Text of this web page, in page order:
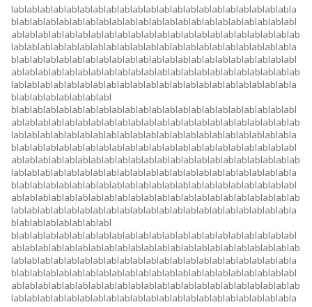
lablablablablablablablablablablablablablablablablablablablablabla
blablablablablablablablablablablablablablablablablablablablablabl
ablablablablablablablablablablablablablablablablablablablablablab
lablablablablablablablablablablablablablablablablablablablablabla
blablablablablablablablablablablablablablablablablablablablablabl
ablablablablablablablablablablablablablablablablablablablablablab
lablablablablablablablablablablablablablablablablablablablablabla
blablablablablablablabl
blablablablablablablablablablablablablablablablablablablablablabl
ablablablablablablablablablablablablablablablablablablablablablab
lablablablablablablablablablablablablablablablablablablablablabla
blablablablablablablablablablablablablablablablablablablablablabl
ablablablablablablablablablablablablablablablablablablablablablab
lablablablablablablablablablablablablablablablablablablablablabla
blablablablablablablablablablablablablablablablablablablablablabl
ablablablablablablablablablablablablablablablablablablablablablab
lablablablablablablablablablablablablablablablablablablablablabla
blablablablablablablabl
blablablablablablablablablablablablablablablablablablablablablabl
ablablablablablablablablablablablablablablablablablablablablablab
lablablablablablablablablablablablablablablablablablablablablabla
blablablablablablablablablablablablablablablablablablablablablabl
ablablablablablablablablablablablablablablablablablablablablablab
lablablablablablablablablablablablablablablablablablablablablabla